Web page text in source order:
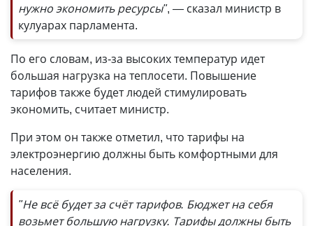
нужно экономить ресурсы", — сказал министр в
кулуарах парламента.
По его словам, из-за высоких температур идет
большая нагрузка на теплосети. Повышение
тарифов также будет людей стимулировать
экономить, считает министр.
При этом он также отметил, что тарифы на
электроэнергию должны быть комфортными для
населения.
"Не всё будет за счёт тарифов. Бюджет на себя
возьмет большую нагрузку. Тарифы должны быть